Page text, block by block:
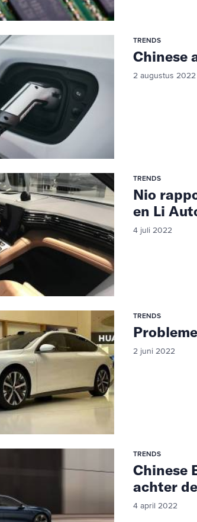
TRENDS
Chinese
2 augustus 2022
TRENDS
Nio
en Li
4 juli 2022
TRENDS
2 juni 2022
TRENDS
Chinese
achter
4 april 2022